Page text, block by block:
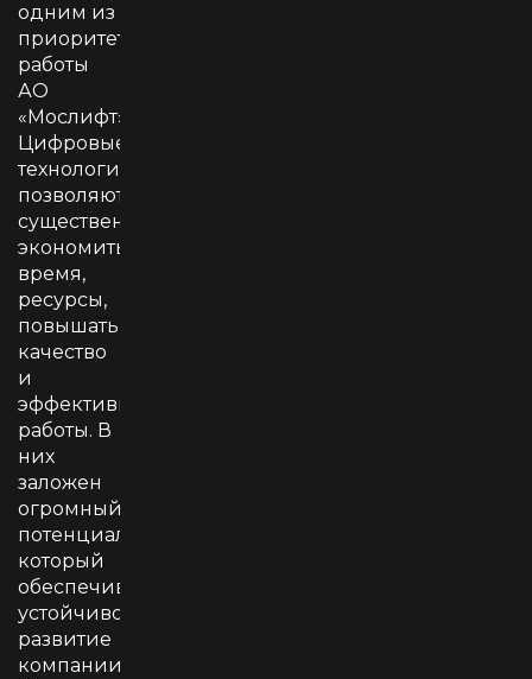
одним из
приоритетов
работы
АО
«Мослифт».
Цифровые
технологии
позволяют
существенно
экономить
время,
ресурсы,
повышать
качество
и
эффективность
работы. В
них
заложен
огромный
потенциал,
который
обеспечивает
устойчивое
развитие
компании.